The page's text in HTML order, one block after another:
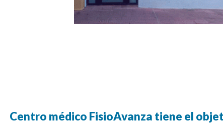
Centro médico FisioAvanza tiene el